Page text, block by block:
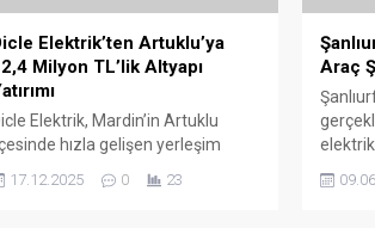
Elektrik’ten Artuklu’ya
Milyon TL’lik Altyapı
Elektrik, Mardin’in Artuklu
hızla gelişen yerleşim
için 12 milyon 447 bin TL
17.12.2025 0 23
Araç
tespit